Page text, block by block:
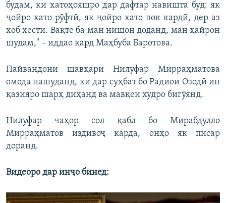
будам, ки хатоҳояшро дар дафтар навишта буд: як
ҷойро хато рӯфтӣ, як ҷойро хато пок кардӣ, дер аз
хоб хестӣ. Вақте ба ман нишон доданд, ман ҳайрон
шудам," – иддао кард Маҳбуба Баротова.
Пайвандони шавҳари Нилуфар Мирраҳматова
омода нашуданд, ки дар суҳбат бо Радиои Озодӣ ин
қазияро шарҳ диҳанд ва мавқеи худро бигӯянд.
Нилуфар чаҳор сол қабл бо Мирабдулло
Мирраҳматов издивоҷ карда, онҳо як писар
доранд.
Видеоро дар инҷо бинед: